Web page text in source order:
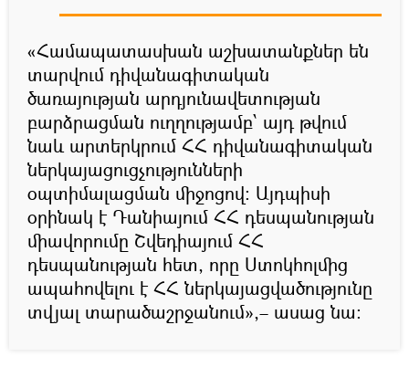
«Համապատասխան աշխատանքներ են
տարվում դիվանագիտական
ծառայության արդյունավետության
բարձրացման ուղղությամբ՝ այդ թվում
նաև արտերկրում ՀՀ դիվանագիտական
ներկայացուցչությունների
օպտիմալացման միջոցով: Այդպիսի
օրինակ է Դանիայում ՀՀ դեսպանության
միավորումը Շվեդիայում ՀՀ
դեսպանության հետ, որը Ստոկհոլմից
ապահովելու է ՀՀ ներկայացվածությունը
տվյալ տարածաշրջանում»,– ասաց նա: